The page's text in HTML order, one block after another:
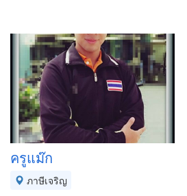
ครูแม๊ก
ภาษีเจริญ